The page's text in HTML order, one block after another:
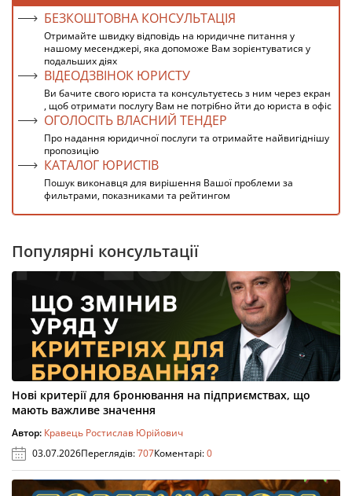
БЕЗКОШТОВНА КОНСУЛЬТАЦІЯ
Отримайте швидку відповідь на юридичне питання у
нашому месенджері, яка допоможе Вам зорієнтуватися у
подальших діях
ВІДЕОДЗВІНОК ЮРИСТУ
Ви бачите свого юриста та консультуєтесь з ним через екран
, щоб отримати послугу Вам не потрібно йти до юриста в офіс
ОГОЛОСІТЬ ВЛАСНИЙ ТЕНДЕР
Про надання юридичної послуги та отримайте найвигіднішу
пропозицію
КАТАЛОГ ЮРИСТІВ
Пошук виконавця для вирішення Вашої проблеми за
фильтрами, показниками та рейтингом
Популярні консультації
Нові критерії для бронювання на підприємствах, що
мають важливе значення
Автор: Кравець Ростислав Юрійович
03.07.2026Переглядів:707Коментарі:0